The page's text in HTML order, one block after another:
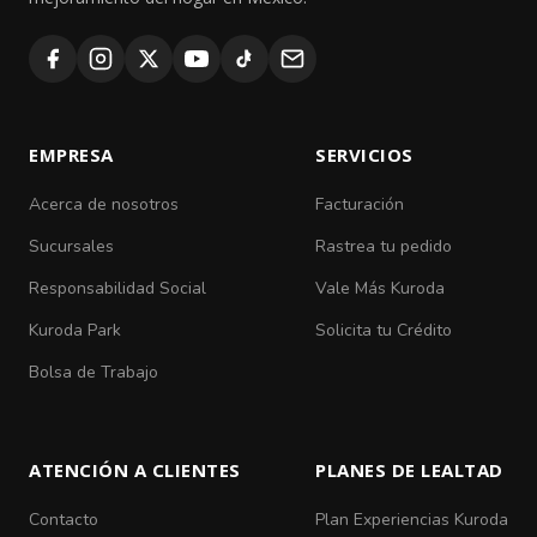
EMPRESA
Acerca de nosotros
Sucursales
Responsabilidad Social
Kuroda Park
Bolsa de Trabajo
SERVICIOS
Facturación
Rastrea tu pedido
Vale Más Kuroda
Solicita tu Crédito
ATENCIÓN A CLIENTES
Contacto
PLANES DE LEALTAD
Plan Experiencias Kuroda